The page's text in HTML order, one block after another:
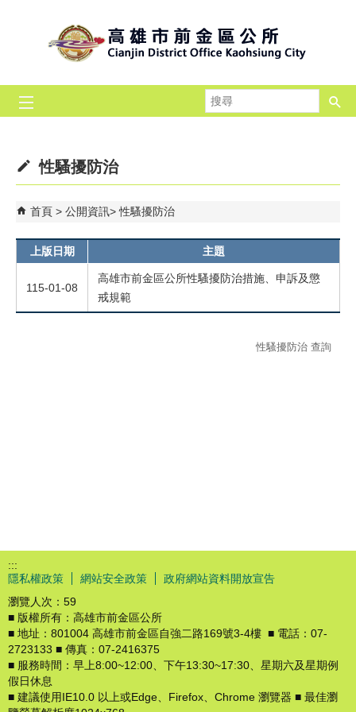
尋
性騷擾防治
首頁 公開資訊 性騷擾防治
上版日期 主題
115-01-08
高雄市前金區公所性騷擾防治措施、申訴及懲
戒規範
性騷擾防治 查詢
:::
隱私權政策
網站安全政策
政府網站資料開放宣告
瀏覽人次： 59
■ 版權所有：高雄市前金區公所
■ 地址：801004 高雄市前金區自強二路169號3-4樓 ■ 電話：07-
2723133 ■ 傳真：07-2416375
■ 服務時間：早上8:00~12:00、下午13:30~17:30、星期六及星期例
假日休息
■ 建議使用IE10.0 以上或Edge、Firefox、Chrome 瀏覽器 ■ 最佳瀏